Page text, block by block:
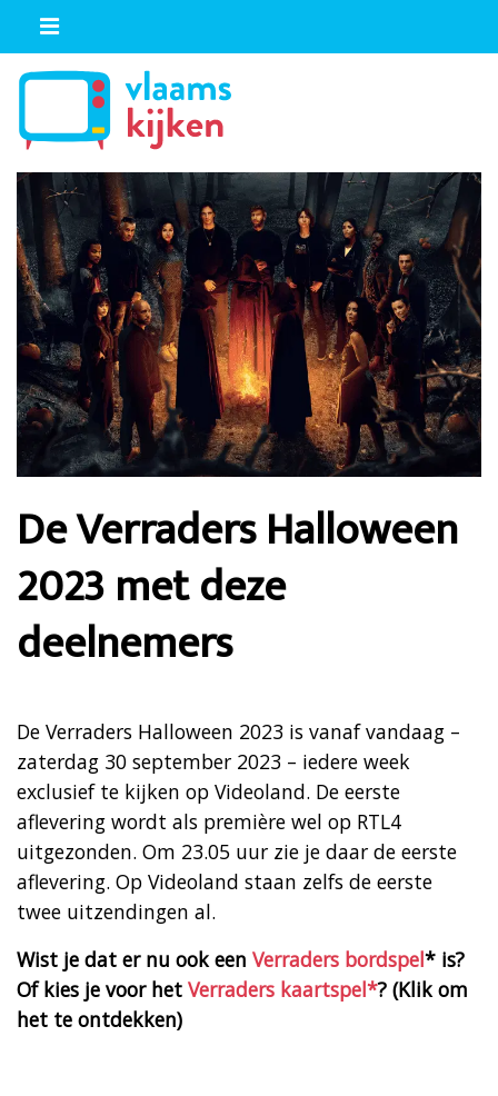
De Verraders Halloween
2023 met deze
deelnemers
De Verraders Halloween 2023 is vanaf vandaag –
zaterdag 30 september 2023 – iedere week
exclusief te kijken op Videoland. De eerste
aflevering wordt als première wel op RTL4
uitgezonden. Om 23.05 uur zie je daar de eerste
aflevering. Op Videoland staan zelfs de eerste
twee uitzendingen al.
Wist je dat er nu ook een Verraders bordspel* is?
Of kies je voor het Verraders kaartspel*? (Klik om
het te ontdekken)